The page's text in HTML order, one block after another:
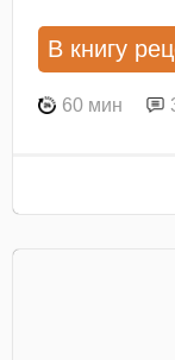
В книгу
60 мин